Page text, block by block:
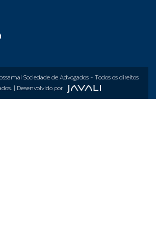
Sociedade de Advogados - Todos os direitos
| Desenvolvido por